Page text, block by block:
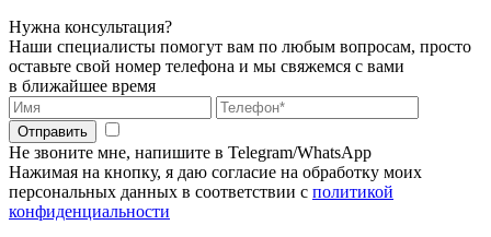
Нужна консультация?
Наши специалисты помогут вам по любым вопросам, просто
оставьте свой номер телефона и мы свяжемся с вами
в ближайшее время
Отправить
Не звоните мне, напишите в Telegram/WhatsApp
Нажимая на кнопку, я даю согласие на обработку моих
персональных данных в соответствии с политикой
конфиденциальности